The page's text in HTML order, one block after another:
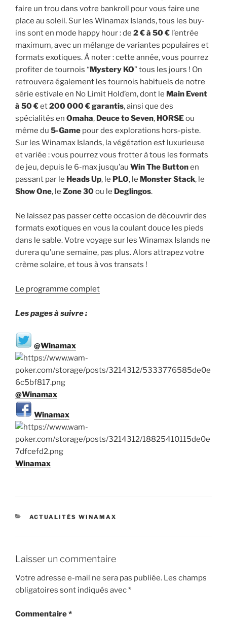
faire un trou dans votre bankroll pour vous faire une
place au soleil. Sur les Winamax Islands, tous les buy-
ins sont en mode happy hour : de 2 € à 50 € l’entrée
maximum, avec un mélange de variantes populaires et
formats exotiques. À noter : cette année, vous pourrez
profiter de tournois “Mystery KO” tous les jours ! On
retrouvera également les tournois habituels de notre
série estivale en No Limit Hold’em, dont le Main Event
à 50 €et200 000 € garantis, ainsi que des
spécialités en Omaha, Deuce to Seven, HORSEou
même du 5-Game pour des explorations hors-piste.
Sur les Winamax Islands, la végétation est luxurieuse
et variée : vous pourrez vous frotter à tous les formats
de jeu, depuis le 6-max jusqu’au Win The Buttonen
passant par le Heads Up, le PLO, le Monster Stack, le
Show One, le Zone 30ou le Deglingos.
Ne laissez pas passer cette occasion de découvrir des
formats exotiques en vous la coulant douce les pieds
dans le sable. Votre voyage sur les Winamax Islands ne
durera qu’une semaine, pas plus. Alors attrapez votre
crème solaire, et tous à vos transats !
Le programme complet
Les pages à suivre :
@Winamax
@Winamax
Winamax
Winamax
CATÉGORIES
ACTUALITÉS WINAMAX
Laisser un commentaire
Votre adresse e-mail ne sera pas publiée. Les champs
obligatoires sont indiqués avec*
Commentaire*